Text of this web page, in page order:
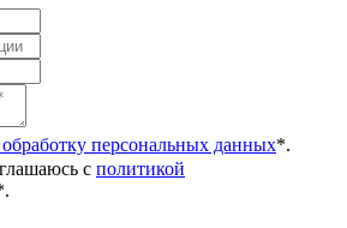
обработку персональных данных*.
с политикой
.